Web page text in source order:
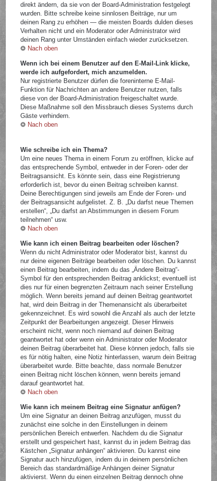
direkt ändern, da sie von der Board-Administration festgelegt
wurden. Bitte schreibe keine sinnlosen Beiträge, nur um
deinen Rang zu erhöhen — die meisten Boards dulden dieses
Verhalten nicht und ein Moderator oder Administrator wird
deinen Rang unter Umständen einfach wieder zurücksetzen.
Nach oben
Wenn ich bei einem Benutzer auf den E-Mail-Link klicke,
werde ich aufgefordert, mich anzumelden.
Nur registrierte Benutzer dürfen die foreninterne E-Mail-
Funktion für Nachrichten an andere Benutzer nutzen, falls
diese von der Board-Administration freigeschaltet wurde.
Diese Maßnahme soll den Missbrauch dieses Systems durch
Gäste verhindern.
Nach oben
Wie schreibe ich ein Thema?
Um eine neues Thema in einem Forum zu eröffnen, klicke auf
das entsprechende Symbol, entweder in der Foren- oder der
Beitragsansicht. Es könnte sein, dass eine Registrierung
erforderlich ist, bevor du einen Beitrag schreiben kannst.
Deine Berechtigungen sind jeweils am Ende der Foren- und
der Beitragsansicht aufgelistet. Z. B. „Du darfst neue Themen
erstellen“, „Du darfst an Abstimmungen in diesem Forum
teilnehmen“ usw.
Nach oben
Wie kann ich einen Beitrag bearbeiten oder löschen?
Wenn du nicht Administrator oder Moderator bist, kannst du
nur deine eigenen Beiträge bearbeiten oder löschen. Du kannst
einen Beitrag bearbeiten, indem du das „Ändere Beitrag“-
Symbol für den entsprechenden Beitrag anklickst; eventuell ist
dies nur für einen begrenzten Zeitraum nach seiner Erstellung
möglich. Wenn bereits jemand auf deinen Beitrag geantwortet
hat, wird dein Beitrag in der Themenansicht als überarbeitet
gekennzeichnet. Es wird sowohl die Anzahl als auch der letzte
Zeitpunkt der Bearbeitungen angezeigt. Dieser Hinweis
erscheint nicht, wenn noch niemand auf deinen Beitrag
geantwortet hat oder wenn ein Administrator oder Moderator
deinen Beitrag überarbeitet hat. Diese können jedoch, falls sie
es für nötig halten, eine Notiz hinterlassen, warum dein Beitrag
überarbeitet wurde. Bitte beachte, dass normale Benutzer
einen Beitrag nicht löschen können, wenn bereits jemand
darauf geantwortet hat.
Nach oben
Wie kann ich meinem Beitrag eine Signatur anfügen?
Um eine Signatur an deinen Beitrag anzufügen, musst du
zunächst eine solche in den Einstellungen in deinem
persönlichen Bereich entwerfen. Nachdem du die Signatur
erstellt und gespeichert hast, kannst du in jedem Beitrag das
Kästchen „Signatur anhängen“ aktivieren. Du kannst eine
Signatur auch hinzufügen, indem du in deinem persönlichen
Bereich das standardmäßige Anhängen deiner Signatur
aktivierst. Wenn du einen einzelnen Beitrag dennoch ohne